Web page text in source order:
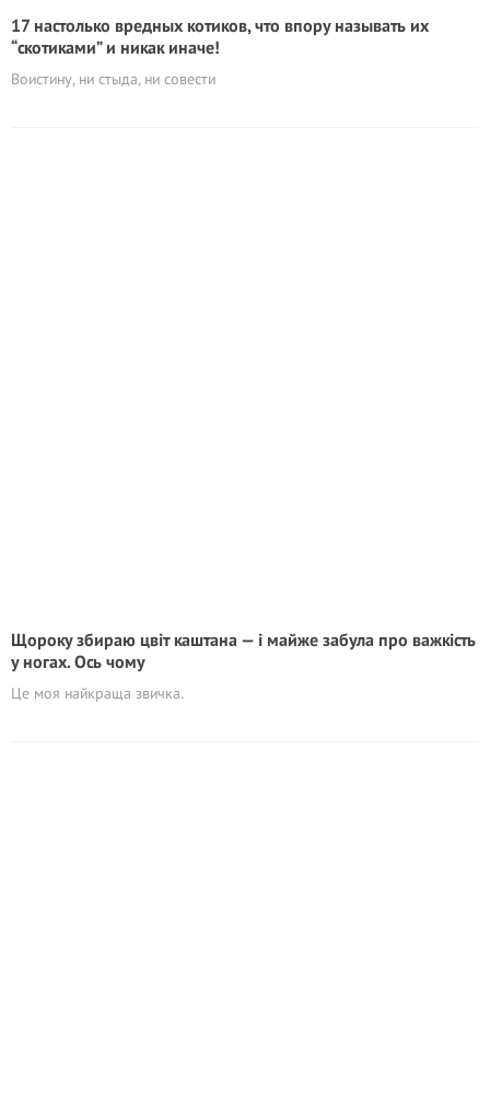
17 настолько вредных котиков, что впору называть их
“скотиками” и никак иначе!
Воистину, ни стыда, ни совести
Щороку збираю цвіт каштана — і майже забула про важкість
у ногах. Ось чому
Це моя найкраща звичка.